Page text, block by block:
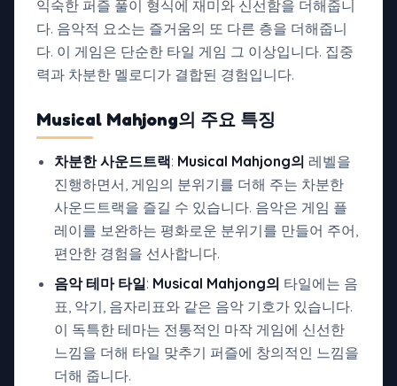
익숙한 퍼즐 풀이 형식에 재미와 신선함을 더해줍니
다. 음악적 요소는 즐거움의 또 다른 층을 더해줍니
다. 이 게임은 단순한 타일 게임 그 이상입니다. 집중
력과 차분한 멜로디가 결합된 경험입니다.
Musical Mahjong의 주요 특징
차분한 사운드트랙: Musical Mahjong의 레벨을
진행하면서, 게임의 분위기를 더해 주는 차분한
사운드트랙을 즐길 수 있습니다. 음악은 게임 플
레이를 보완하는 평화로운 분위기를 만들어 주어,
편안한 경험을 선사합니다.
음악 테마 타일: Musical Mahjong의 타일에는 음
표, 악기, 음자리표와 같은 음악 기호가 있습니다.
이 독특한 테마는 전통적인 마작 게임에 신선한
느낌을 더해 타일 맞추기 퍼즐에 창의적인 느낌을
더해 줍니다.